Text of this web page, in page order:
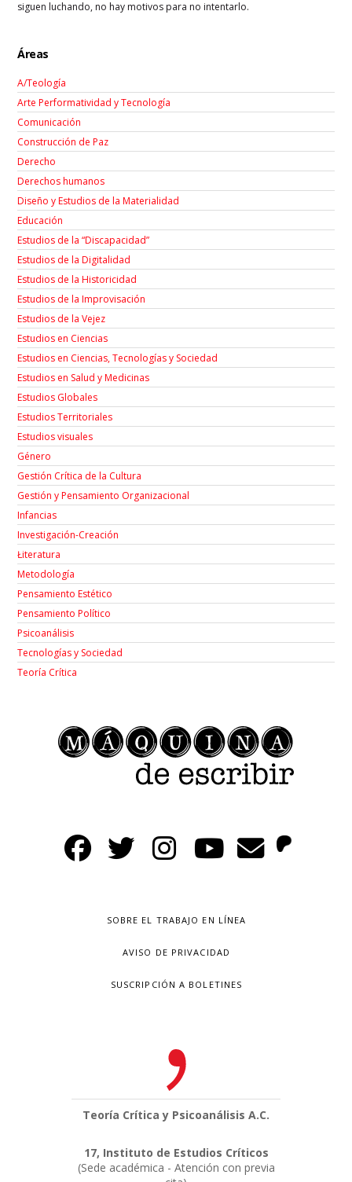
siguen luchando, no hay motivos para no intentarlo.
Áreas
A/Teología
Arte Performatividad y Tecnología
Comunicación
Construcción de Paz
Derecho
Derechos humanos
Diseño y Estudios de la Materialidad
Educación
Estudios de la “Discapacidad”
Estudios de la Digitalidad
Estudios de la Historicidad
Estudios de la Improvisación
Estudios de la Vejez
Estudios en Ciencias
Estudios en Ciencias, Tecnologías y Sociedad
Estudios en Salud y Medicinas
Estudios Globales
Estudios Territoriales
Estudios visuales
Género
Gestión Crítica de la Cultura
Gestión y Pensamiento Organizacional
Infancias
Investigación-Creación
Łiteratura
Metodología
Pensamiento Estético
Pensamiento Político
Psicoanálisis
Tecnologías y Sociedad
Teoría Crítica
SOBRE EL TRABAJO EN LÍNEA
AVISO DE PRIVACIDAD
SUSCRIPCIÓN A BOLETINES
Teoría Crítica y Psicoanálisis A.C.
17, Instituto de Estudios Críticos
(Sede académica - Atención con previa